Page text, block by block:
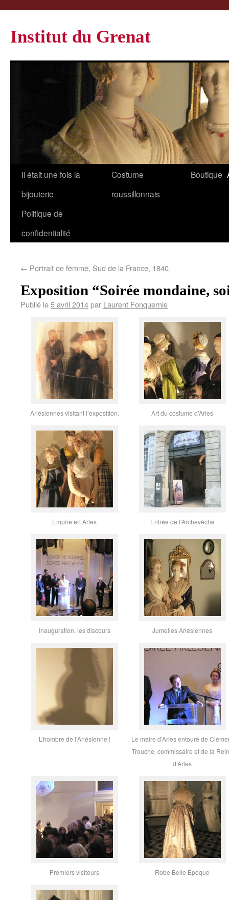
Institut du Grenat
Il était une fois la
bijouterie
Costume
roussillonnais
Boutique
Politique de
confidentialité
← Portrait de femme, Sud de la France, 1840.
Exposition “Soirée mondaine,
Publié le5 avril 2014par Laurent Fonquernie
Arlésiennes visitant l’exposition. Art du costume d’Arles
Empire en Arles Entrée de l’Archevéché
Inauguration, les discours Jumelles Arlésiennes
L’hombre de l’Arlésienne !
Le maire d’Arles entouré de
Trouche, commissaire et de la
d’Arles
Premiers visiteurs Robe Belle Epoque